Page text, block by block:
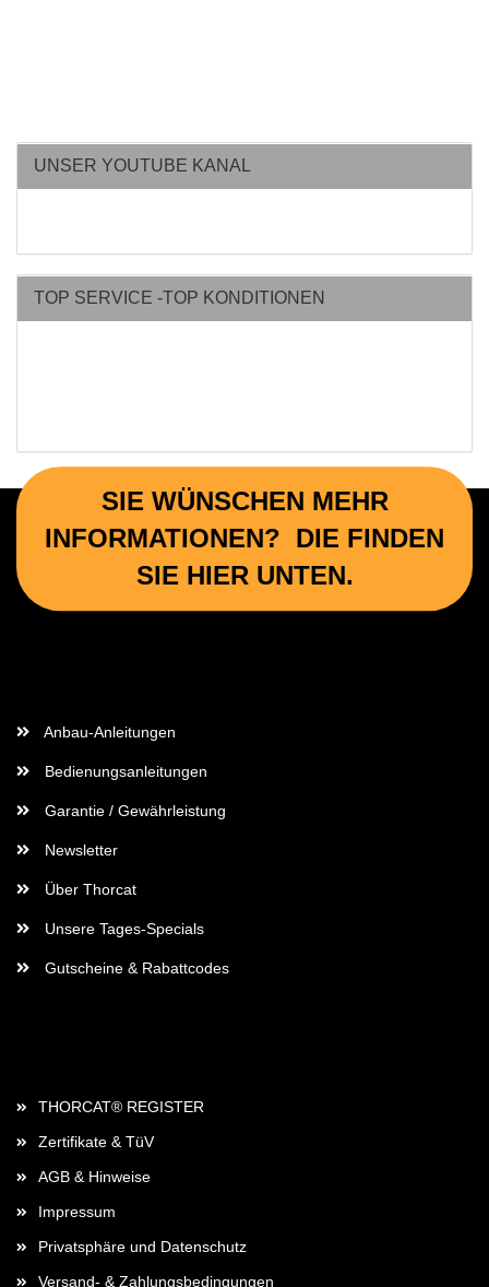
UNSER YOUTUBE KANAL
TOP SERVICE -TOP KONDITIONEN
SIE WÜNSCHEN MEHR
INFORMATIONEN? DIE FINDEN
SIE HIER UNTEN.
Anbau-Anleitungen
Bedienungsanleitungen
Garantie / Gewährleistung
Newsletter
Über Thorcat
Unsere Tages-Specials
Gutscheine & Rabattcodes
THORCAT® REGISTER
Zertifikate & TüV
AGB & Hinweise
Impressum
Privatsphäre und Datenschutz
Versand- & Zahlungsbedingungen